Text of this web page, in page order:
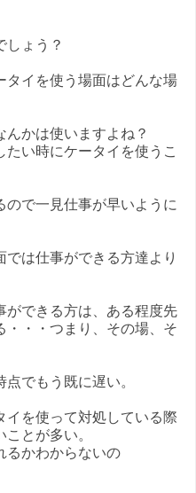
しょう？
タイを使う場面はどんな場
かは使いますよね？
たい時にケータイを使うこ
ので一見仕事が早いように
は仕事ができる方達より
ができる方は、ある程度先
・・・つまり、その場、そ
でもう既に遅い。
イを使って対処している際
とが多い。
るかわからないの